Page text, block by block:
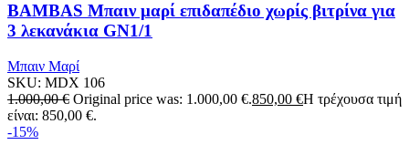
BAMBAS Μπαιν μαρί επιδαπέδιο χωρίς βιτρίνα για
3 λεκανάκια GN1/1
Μπαιν Μαρί
SKU: MDX 106
1.000,00€ Original price was: 1.000,00 €.850,00 €Η τρέχουσα τιμή
είναι: 850,00 €.
-15%